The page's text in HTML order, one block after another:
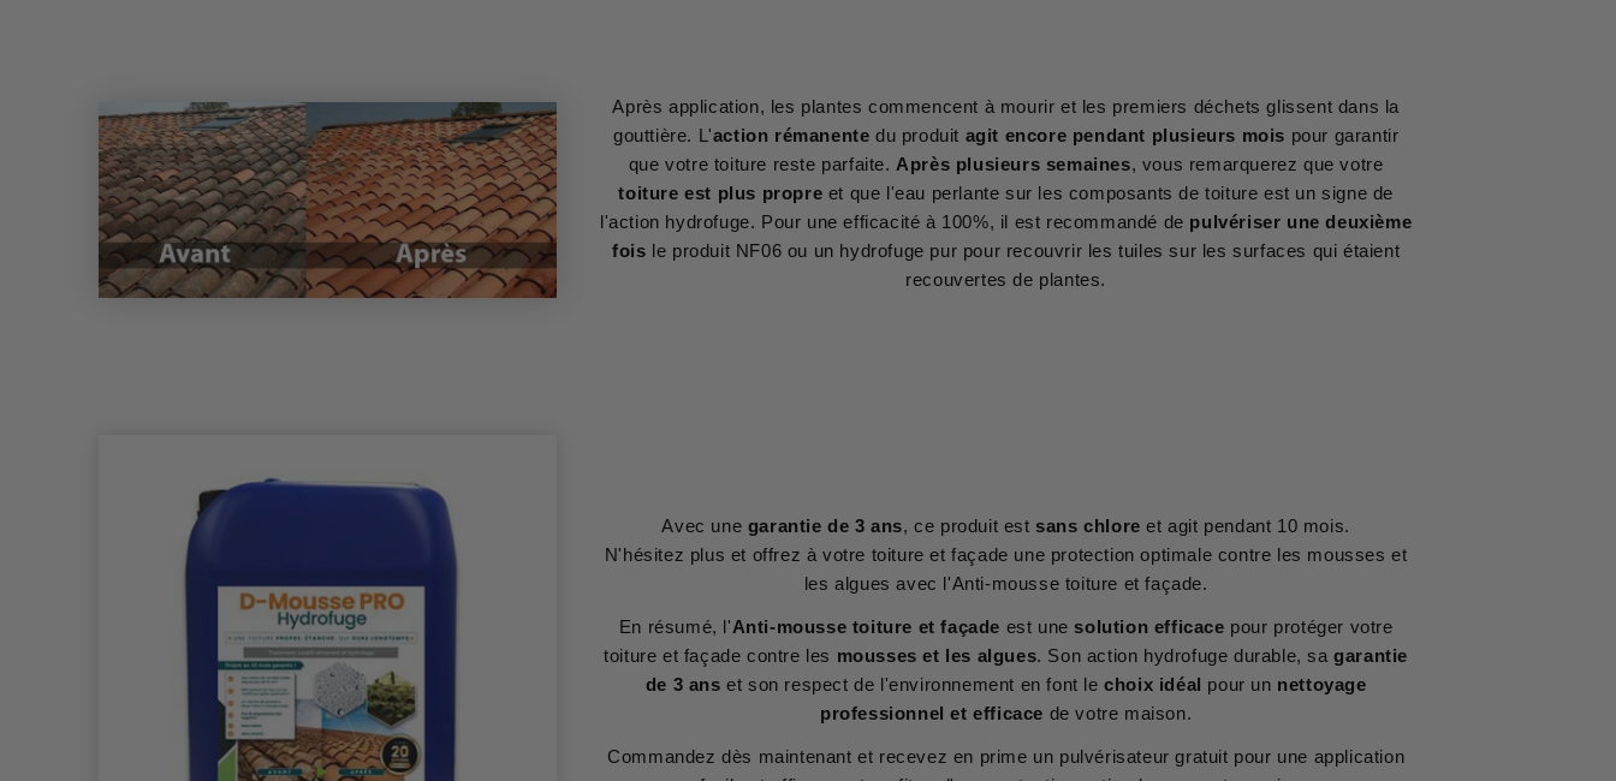
Après application, les plantes commencent à mourir et les premiers déchets glissent dans la
gouttière. L'action rémanente du produit agit encore pendant plusieurs mois pour garantir
que votre toiture reste parfaite. Après plusieurs semaines, vous remarquerez que votre
toiture est plus propre et que l'eau perlante sur les composants de toiture est un signe de
l'action hydrofuge. Pour une efficacité à 100%, il est recommandé de pulvériser une deuxième
fois le produit NF06 ou un hydrofuge pur pour recouvrir les tuiles sur les surfaces qui étaient
recouvertes de plantes.
Avec une garantie de 3 ans, ce produit est sans chlore et agit pendant 10 mois.
N'hésitez plus et offrez à votre toiture et façade une protection optimale contre les mousses et
les algues avec l'Anti-mousse toiture et façade.
En résumé, l'Anti-mousse toiture et façade est une solution efficace pour protéger votre
toiture et façade contre les mousses et les algues. Son action hydrofuge durable, sagarantie
de 3 ans et son respect de l'environnement en font lechoix idéal pour un nettoyage
professionnel et efficace de votre maison.
Commandez dès maintenant et recevez en prime un pulvérisateur gratuit pour une application